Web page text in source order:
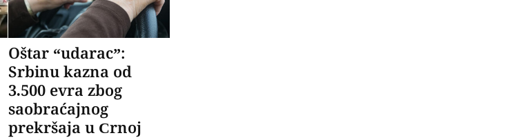
Oštar “udarac”:
Srbinu kazna od
3.500 evra zbog
saobraćajnog
prekršaja u Crnoj